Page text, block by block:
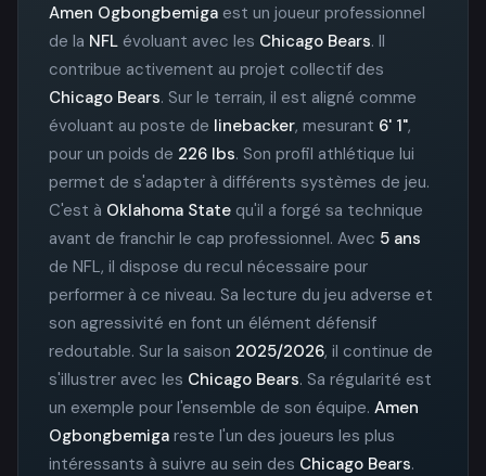
Amen Ogbongbemiga est un joueur professionnel
de la NFL évoluant avec les Chicago Bears. Il
contribue activement au projet collectif des
Chicago Bears. Sur le terrain, il est aligné comme
évoluant au poste de linebacker, mesurant 6' 1",
pour un poids de 226 lbs. Son profil athlétique lui
permet de s'adapter à différents systèmes de jeu.
C'est à Oklahoma State qu'il a forgé sa technique
avant de franchir le cap professionnel. Avec 5 ans
de NFL, il dispose du recul nécessaire pour
performer à ce niveau. Sa lecture du jeu adverse et
son agressivité en font un élément défensif
redoutable. Sur la saison 2025/2026, il continue de
s'illustrer avec les Chicago Bears. Sa régularité est
un exemple pour l'ensemble de son équipe. Amen
Ogbongbemiga reste l'un des joueurs les plus
intéressants à suivre au sein des Chicago Bears.